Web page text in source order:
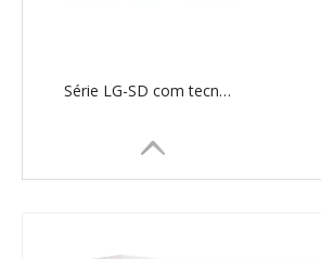
Série LG-SD com tecnologia SDEC